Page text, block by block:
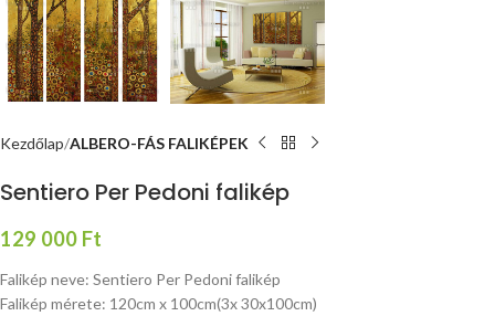
Kezdőlap ALBERO-FÁS FALIKÉPEK
Sentiero Per Pedoni falikép
129 000 Ft
Falikép neve: Sentiero Per Pedoni falikép
Falikép mérete: 120cm x 100cm(3x 30x100cm)